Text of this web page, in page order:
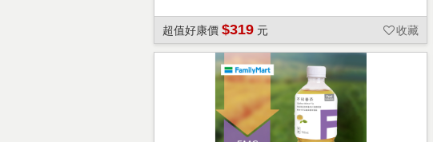
超值好康價 $319 元 收藏